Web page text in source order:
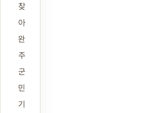
찾
아
완
주
군
민
기